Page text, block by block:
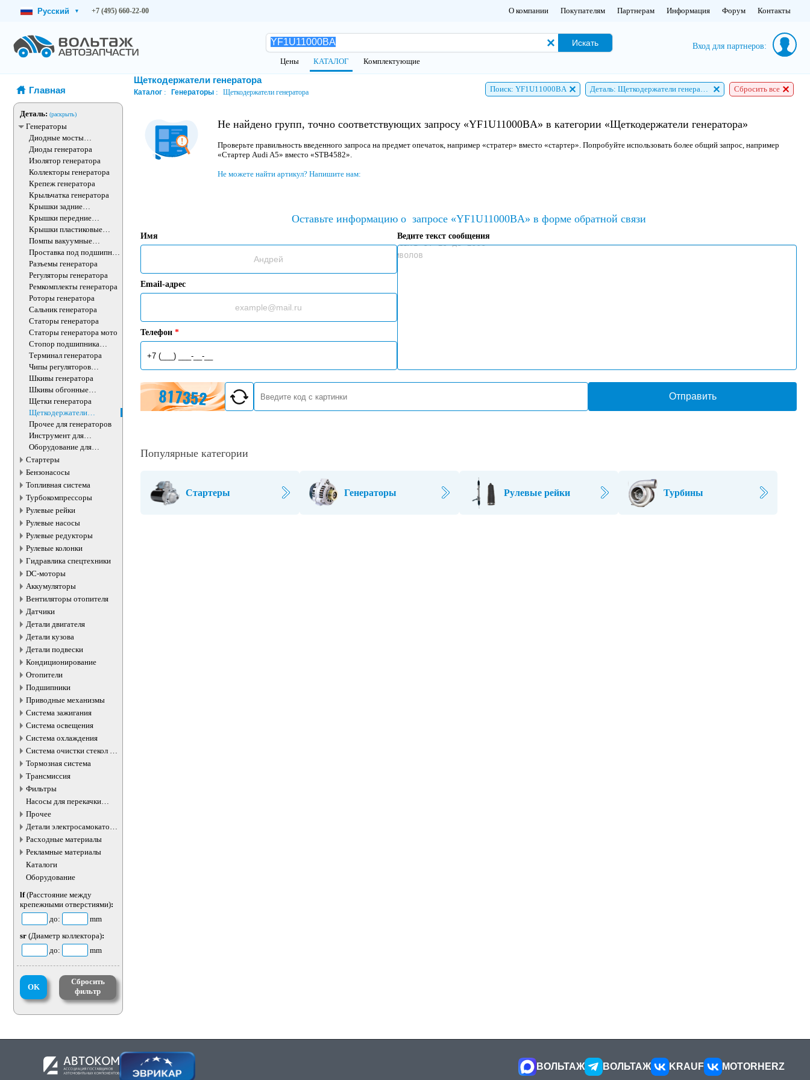
Русский ▾ +7 (495) 660-22-00 О компании Покупателям Партнерам Информация Форум Контакты
Искать
Цены КАТАЛОГ Комплектующие
Вход для партнеров:
Главная
Деталь: (раскрыть)
Генераторы
Диодные мосты
генератора
Диоды генератора
Изолятор генератора
Коллекторы генератора
Крепеж генератора
Крыльчатка генератора
Крышки задние
генератора
Крышки передние
генератора
Крышки пластиковые
генератора
Помпы вакуумные
генератора
Проставка под подшипник
генератора
Разъемы генератора
Регуляторы генератора
Ремкомплекты генератора
Роторы генератора
Сальник генератора
Статоры генератора
Статоры генератора мото
Стопор подшипника
генератора
Терминал генератора
Чипы регуляторов
генератора
Шкивы генератора
Шкивы обгонные
генератора
Щетки генератора
Щеткодержатели
генератора
Прочее для генераторов
Инструмент для
генераторов
Оборудование для
генераторов
Стартеры
Бензонасосы
Топливная система
Турбокомпрессоры
Рулевые рейки
Рулевые насосы
Рулевые редукторы
Рулевые колонки
Гидравлика спецтехники
DC-моторы
Аккумуляторы
Вентиляторы отопителя
Датчики
Детали двигателя
Детали кузова
Детали подвески
Кондиционирование
Отопители
Подшипники
Приводные механизмы
Система зажигания
Система освещения
Система охлаждения
Система очистки стекол и
фар
Тормозная система
Трансмиссия
Фильтры
Насосы для перекачки
жидкостей
Прочее
Детали электросамокатов и
электротранспорта
Расходные материалы
Рекламные материалы
Каталоги
Оборудование
lf(Расстояние между
крепежными отверстиями):
до:
mm
sr (Диаметр коллектора):
до:
mm
OK
Сбросить
фильтр
Щеткодержатели генератора
Каталог Генераторы Щеткодержатели генератора Поиск: YF1U11000BA Деталь: Щеткодержатели генератора Сбросить все
Не найдено групп, точно соответствующих запросу «YF1U11000BA» в категории «Щеткодержатели генератора»
Проверьте правильность введенного запроса на предмет опечаток, например «стратер» вместо «стартер». Попробуйте использовать более общий запрос, например
«Стартер Audi A5» вместо «STB4582».
Не можете найти артикул? Напишите нам:
Оставьте информацию о запросе «YF1U11000BA» в форме обратной связи
Имя
Email-адрес
Телефон *
Ведите текст сообщения
Отправить
Популярные категории
Стартеры Генераторы Рулевые рейки Турбины
ВОЛЬТАЖ ВОЛЬТАЖ KRAUF MOTORHERZ